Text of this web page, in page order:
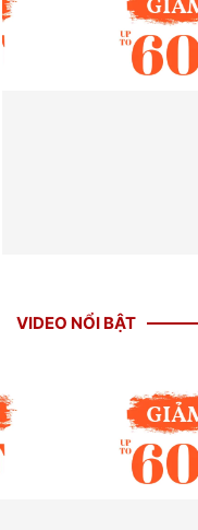
VIDEO NỔI BẬT